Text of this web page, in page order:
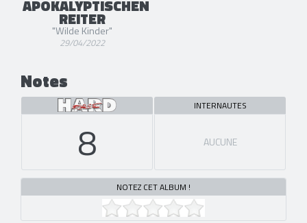
APOKALYPTISCHEN
REITER
"Wilde Kinder"
29/04/2022
Notes
8
INTERNAUTES
AUCUNE
NOTEZ CET ALBUM !